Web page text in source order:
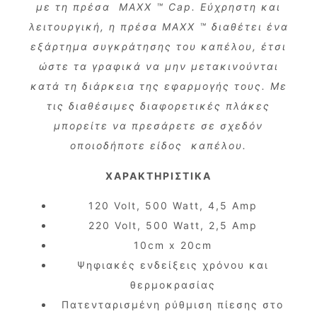
με τη πρέσα MAXX ™ Cap. Εύχρηστη και
λειτουργική, η πρέσα ΜAXX ™ διαθέτει ένα
εξάρτημα συγκράτησης του καπέλου, έτσι
ώστε τα γραφικά να μην μετακινούνται
κατά τη διάρκεια της εφαρμογής τους. Με
τις διαθέσιμες διαφορετικές πλάκες
μπορείτε να πρεσάρετε σε σχεδόν
οποιοδήποτε είδος καπέλου.
ΧΑΡΑΚΤΗΡΙΣΤΙΚΑ
120 Volt, 500 Watt, 4,5 Amp
220 Volt, 500 Watt, 2,5 Amp
10cm x 20cm
Ψηφιακές ενδείξεις χρόνου και
θερμοκρασίας
Πατενταρισμένη ρύθμιση πίεσης στο